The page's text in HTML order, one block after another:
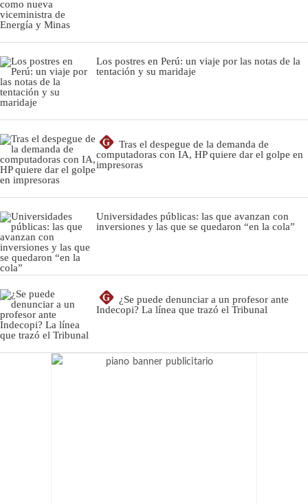
Los postres en Perú: un viaje por las notas de la
tentación y su maridaje
G
Tras el despegue de la demanda de
computadoras con IA, HP quiere dar el golpe en
impresoras
Universidades públicas: las que avanzan con
inversiones y las que se quedaron “en la cola”
G
¿Se puede denunciar a un profesor ante
Indecopi? La línea que trazó el Tribunal